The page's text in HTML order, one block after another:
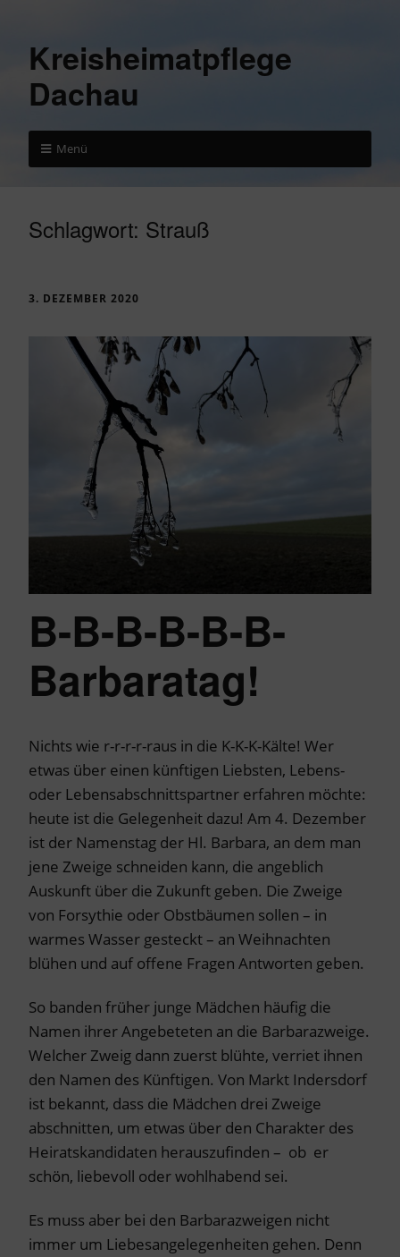
Kreisheimatpflege
Dachau
Menü
Schlagwort: Strauß
3. DEZEMBER 2020
B-B-B-B-B-B-
Barbaratag!
Nichts wie r-r-r-r-raus in die K-K-K-Kälte! Wer
etwas über einen künftigen Liebsten, Lebens-
oder Lebensabschnittspartner erfahren möchte:
heute ist die Gelegenheit dazu! Am 4. Dezember
ist der Namenstag der Hl. Barbara, an dem man
jene Zweige schneiden kann, die angeblich
Auskunft über die Zukunft geben. Die Zweige
von Forsythie oder Obstbäumen sollen – in
warmes Wasser gesteckt – an Weihnachten
blühen und auf offene Fragen Antworten geben.
So banden früher junge Mädchen häufig die
Namen ihrer Angebeteten an die Barbarazweige.
Welcher Zweig dann zuerst blühte, verriet ihnen
den Namen des Künftigen. Von Markt Indersdorf
ist bekannt, dass die Mädchen drei Zweige
abschnitten, um etwas über den Charakter des
Heiratskandidaten herauszufinden – ob er
schön, liebevoll oder wohlhabend sei.
Es muss aber bei den Barbarazweigen nicht
immer um Liebesangelegenheiten gehen. Denn